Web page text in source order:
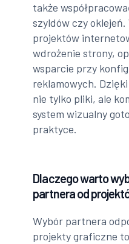
także
szyldów czy
projektów
wdrożenie strony,
wsparcie przy
reklamowych.
nie tylko pliki, ale
system wizualny
praktyce.
Dlaczego warto
partnera od
Wybór partnera
projekty graficzne